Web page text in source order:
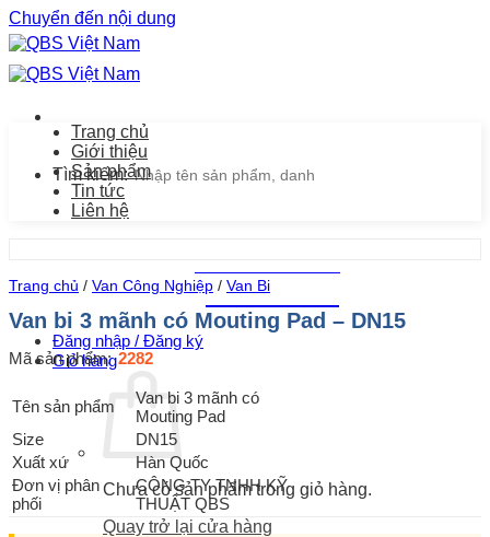
Chuyển đến nội dung
Tìm kiếm:
0939.487.487
Đăng nhập / Đăng ký
Giỏ hàng
Chưa có sản phẩm trong giỏ hàng.
Quay trở lại cửa hàng
Trang chủ
Giới thiệu
Sản phẩm
Tin tức
Liên hệ
Trang chủ / Van Công Nghiệp / Van Bi
Van bi 3 mãnh có Mouting Pad – DN15
Mã sản phẩm: 2282
Tên sản phẩm
Van bi 3 mãnh có
Mouting Pad
Size
DN15
Xuất xứ
Hàn Quốc
Đơn vị phân
phối
CÔNG TY TNHH KỸ
THUẬT QBS